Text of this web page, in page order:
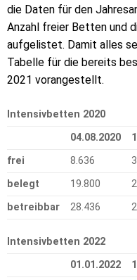
die Daten für den
Anzahl freier Betten und
aufgelistet. Damit alles
Tabelle für die bereits
2021 vorangestellt.
Intensivbetten 2020
04.08.2020
frei
8.636
belegt
19.800
betreibbar
28.436
Intensivbetten 2022
01.01.2022